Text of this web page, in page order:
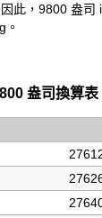
此，9800 盎司
盎司換算表